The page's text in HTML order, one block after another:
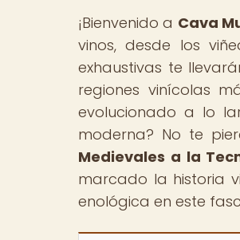
¡Bienvenido a Cava
vinos, desde los
exhaustivas te
regiones vinícolas
evolucionado a lo
moderna? No te
Medievales a la
marcado la historia
enológica en este